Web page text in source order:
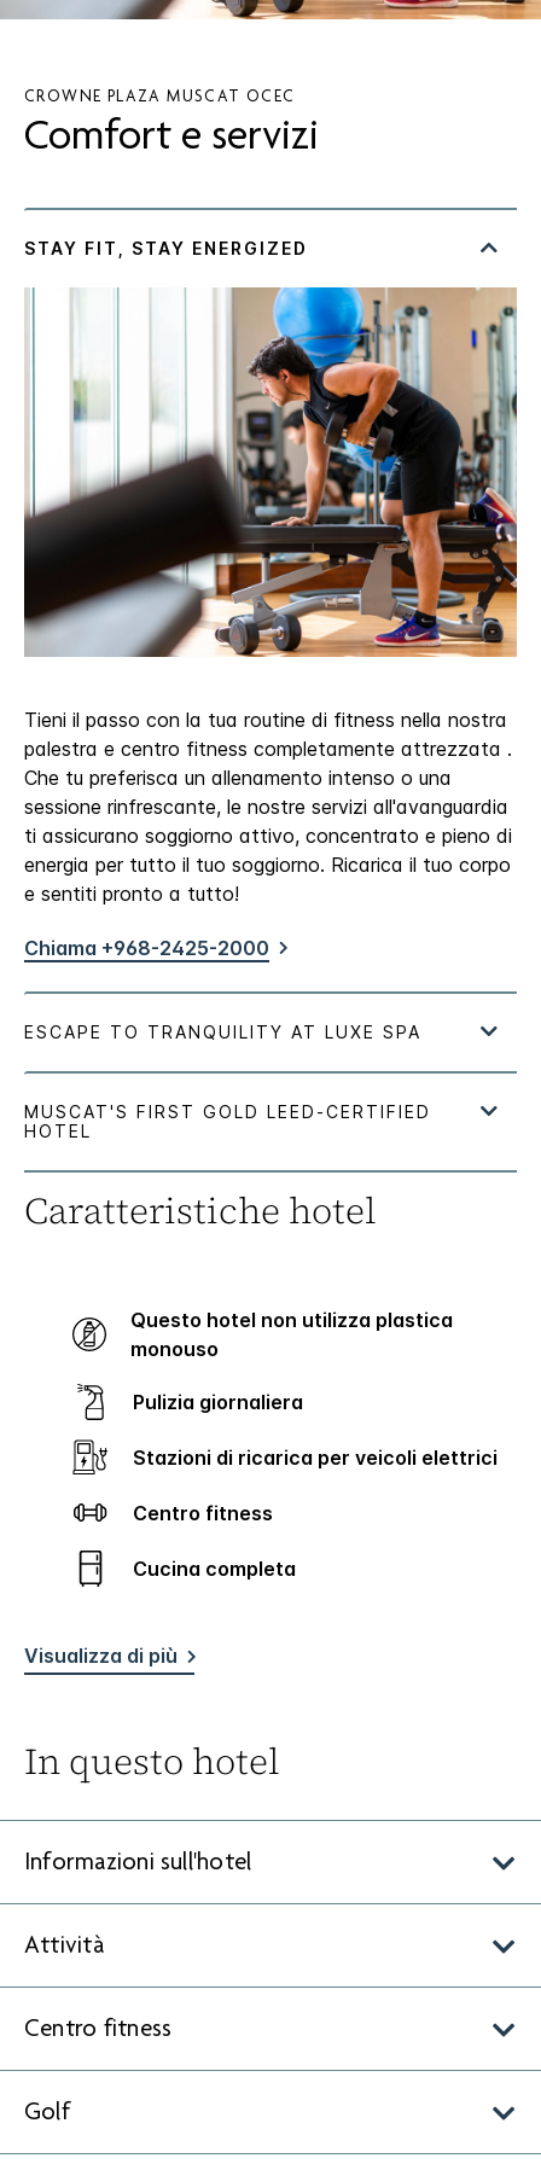
CROWNE PLAZA MUSCAT OCEC
Comfort e servizi
Tieni il passo con la tua routine di fitness nella nostra
palestra e centro fitness completamente attrezzata .
Che tu preferisca un allenamento intenso o una
sessione rinfrescante, le nostre servizi all'avanguardia
ti assicurano soggiorno attivo, concentrato e pieno di
energia per tutto il tuo soggiorno. Ricarica il tuo corpo
e sentiti pronto a tutto!
Chiama +968-2425-2000
Caratteristiche hotel
Questo hotel non utilizza plastica
monouso
Pulizia giornaliera
Stazioni di ricarica per veicoli elettrici
Centro fitness
Cucina completa
Visualizza di più
In questo hotel
Informazioni sull'hotel
Attività
Centro fitness
Golf